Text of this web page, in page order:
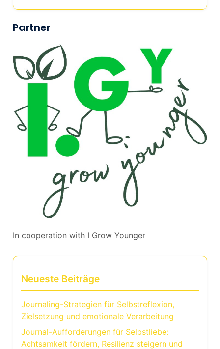
Partner
In cooperation with I Grow Younger
Neueste Beiträge
Journaling-Strategien für Selbstreflexion,
Zielsetzung und emotionale Verarbeitung
Journal-Aufforderungen für Selbstliebe:
Achtsamkeit fördern, Resilienz steigern und